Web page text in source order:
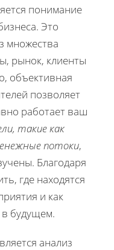
понимание
Это
множества
рынок, клиенты
объективная
позволяет
работает ваш
такие как
потоки,
Благодаря
где находятся
и как
будущем.
анализ